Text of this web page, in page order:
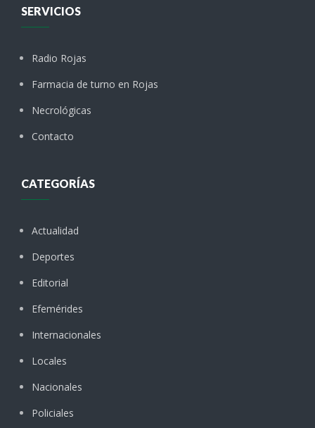
SERVICIOS
Radio Rojas
Farmacia de turno en Rojas
Necrológicas
Contacto
CATEGORÍAS
Actualidad
Deportes
Editorial
Efemérides
Internacionales
Locales
Nacionales
Policiales